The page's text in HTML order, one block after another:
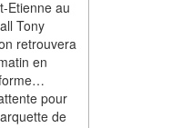
Etienne au
Tony
retrouvera
en
pour
de